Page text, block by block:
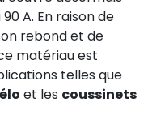
A. En raison de
rebond et de
matériau est
telles que
et les coussinets